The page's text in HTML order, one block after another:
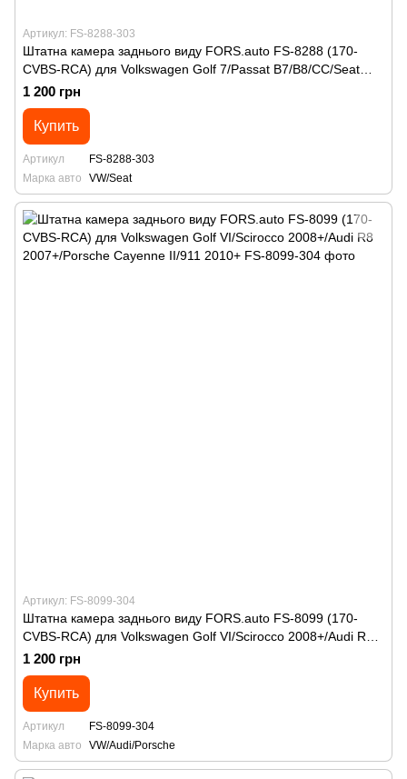
Артикул: FS-8288-303
Штатна камера заднього виду FORS.auto FS-8288 (170-
CVBS-RCA) для Volkswagen Golf 7/Passat B7/B8/CC/Seat
Leon III 2013+
1 200 грн
Купить
Артикул
FS-8288-303
Марка авто
VW/Seat
Артикул: FS-8099-304
Штатна камера заднього виду FORS.auto FS-8099 (170-
CVBS-RCA) для Volkswagen Golf VI/Scirocco 2008+/Audi R8
2007+/Porsche Cayenne II/911 2010+
1 200 грн
Купить
Артикул
FS-8099-304
Марка авто
VW/Audi/Porsche